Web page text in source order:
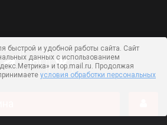
быстрой и удобной работы сайта. Сайт
данных с использованием
и top.mail.ru. Продолжая
условия обработки персональных